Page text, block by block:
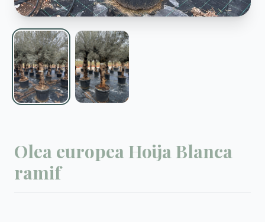
Olea europea Hoija Blanca
ramif